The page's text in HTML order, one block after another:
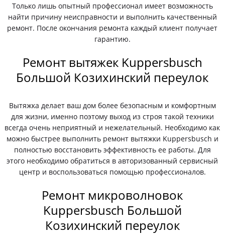
Только лишь опытный профессионал имеет возможность
найти причину неисправности и выполнить качественный
ремонт. После окончания ремонта каждый клиент получает
гарантию.
Ремонт вытяжек Kuppersbusch
Большой Козихинский переулок
Вытяжка делает ваш дом более безопасным и комфортным
для жизни, именно поэтому выход из строя такой техники
всегда очень неприятный и нежелательный. Необходимо как
можно быстрее выполнить ремонт вытяжки Kuppersbusch и
полностью восстановить эффективность ее работы. Для
этого необходимо обратиться в авторизованный сервисный
центр и воспользоваться помощью профессионалов.
Ремонт микроволновок
Kuppersbusch Большой
Козихинский переулок